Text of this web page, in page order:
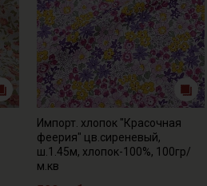
Импорт. хлопок "Красочная
феерия" цв.сиреневый,
ш.1.45м, хлопок-100%, 100гр/
м.кв